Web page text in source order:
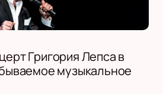
Григория Лепса в
музыкальное